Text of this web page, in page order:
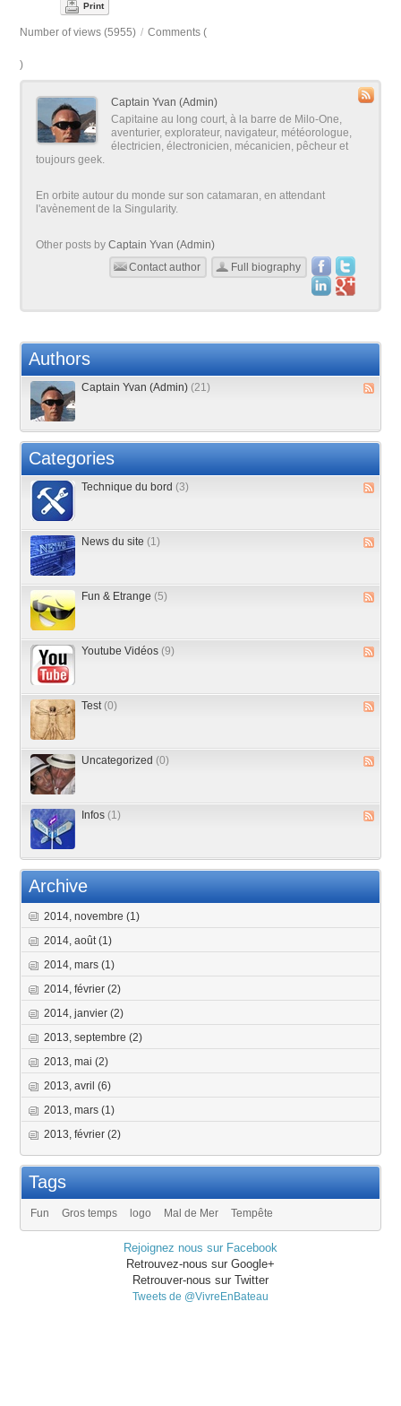
Print
Number of views (5955) / Comments (
)
Captain Yvan (Admin)
Capitaine au long court, à la barre de Milo-One,
aventurier, explorateur, navigateur, météorologue,
électricien, électronicien, mécanicien, pêcheur et
toujours geek.
En orbite autour du monde sur son catamaran, en attendant
l'avènement de la Singularity.
Other posts byCaptain Yvan (Admin)
Contact author
Full biography
Authors
Captain Yvan (Admin) (21)
Categories
Technique du bord (3)
News du site (1)
Fun & Etrange (5)
Youtube Vidéos (9)
Test (0)
Uncategorized (0)
Infos (1)
Archive
2014, novembre(1)
2014, août(1)
2014, mars(1)
2014, février(2)
2014, janvier(2)
2013, septembre(2)
2013, mai(2)
2013, avril(6)
2013, mars(1)
2013, février(2)
Tags
Fun Gros temps logo Mal de Mer Tempête
Rejoignez nous sur Facebook
Retrouvez-nous sur Google+
Retrouver-nous sur Twitter
Tweets de @VivreEnBateau